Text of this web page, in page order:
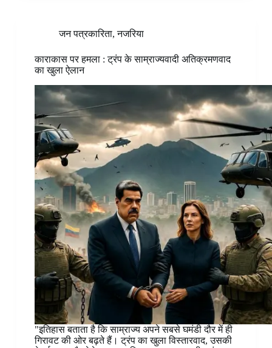
जन पत्रकारिता,नजरिया
काराकास पर हमला : ट्रंप के साम्राज्यवादी अतिक्रमणवाद
का खुला ऐलान
"इतिहास बताता है कि साम्राज्य अपने सबसे घमंडी दौर में ही
गिरावट की ओर बढ़ते हैं। ट्रंप का खुला विस्तारवाद, उसकी